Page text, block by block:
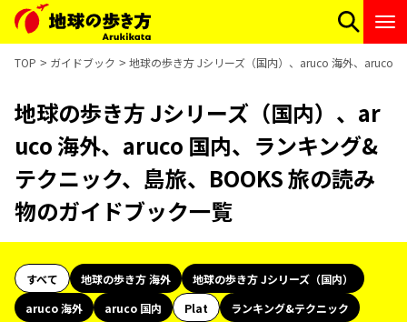
TOP ガイドブック 地球の歩き方 Jシリーズ（国内）、aruco 海外、aruco
地球の歩き方 Jシリーズ（国内）、ar
uco 海外、aruco 国内、ランキング&
テクニック、島旅、BOOKS 旅の読み
物のガイドブック一覧
すべて 地球の歩き方 海外
地球の歩き方 Jシリーズ（国内）
aruco 海外
aruco 国内 Plat
ランキング&テクニック